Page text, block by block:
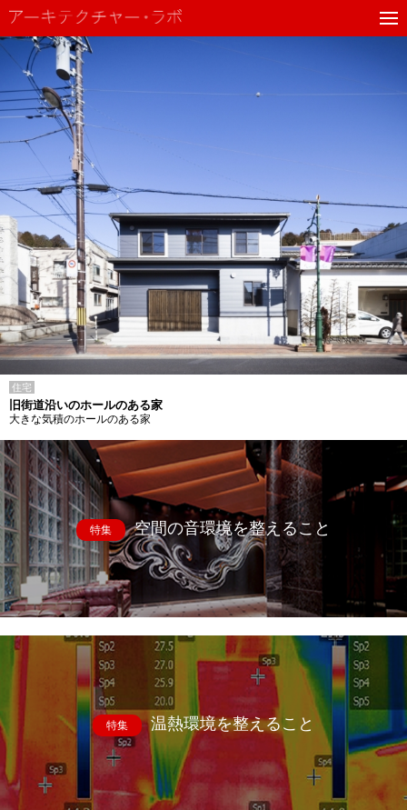
住宅
旧街道沿いのホールのある家
大きな気積のホールのある家
特集 空間の音環境を整えること
特集 温熱環境を整えること